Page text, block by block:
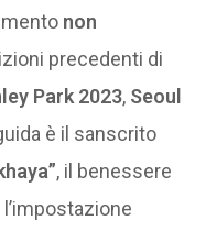
non
precedenti di
Park 2023, Seoul
è il sanscrito
, il benessere